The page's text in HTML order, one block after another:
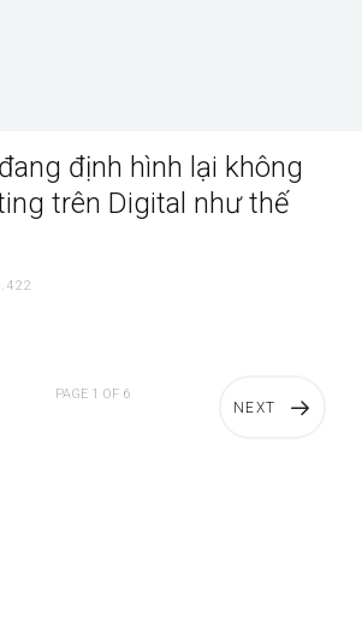
định hình lại không
trên Digital như thế
NEXT
PAGE 1 OF 6